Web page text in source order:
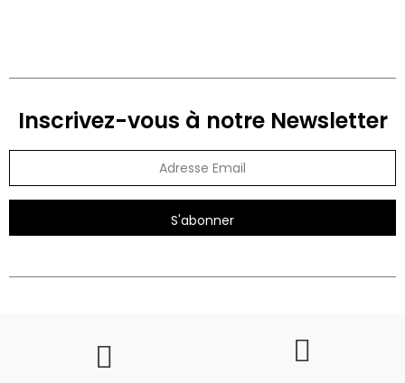
Inscrivez-vous à notre Newsletter
S'abonner